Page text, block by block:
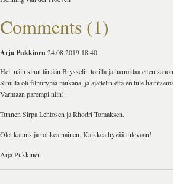
Comments (1)
Arja Pukkinen24.08.2019 18:40
Hei, näin sinut tänään Brysselin torilla ja harmittaa etten
Sinulla oli filmirymä mukana, ja ajattelin että en tule
Varmaan parempi niin!
Tunnen Sirpa Lehtosen ja Rhodri Tomaksen.
Olet kaunis ja rohkea nainen. Kaikkea hyvää tulevaan!
Arja Pukkinen